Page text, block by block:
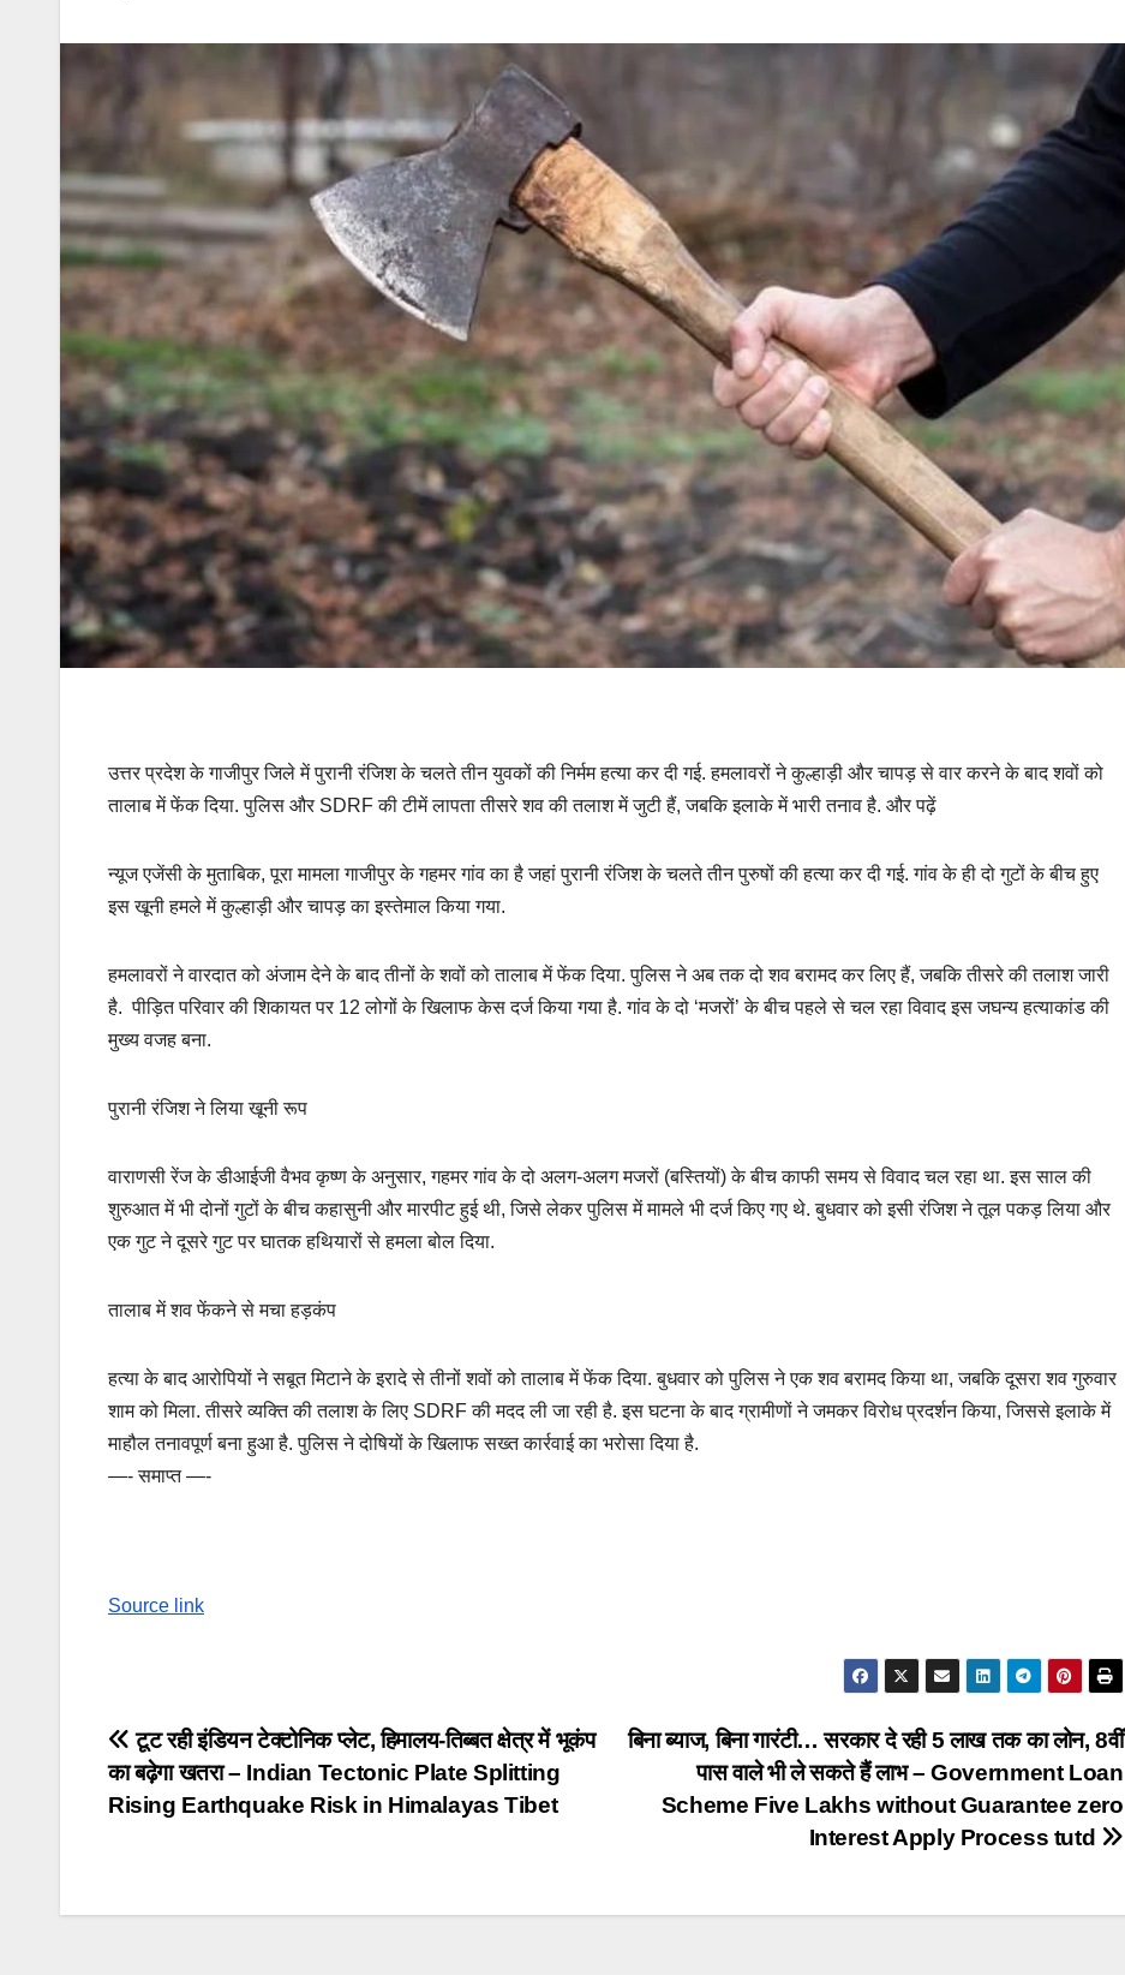
उत्तर प्रदेश के गाजीपुर जिले में पुरानी रंजिश के चलते तीन युवकों की निर्मम हत्या कर दी गई. हमलावरों ने कुल्हाड़ी और चापड़ से वार करने के बाद शवों को
तालाब में फेंक दिया. पुलिस और SDRF की टीमें लापता तीसरे शव की तलाश में जुटी हैं, जबकि इलाके में भारी तनाव है. और पढ़ें
न्यूज एजेंसी के मुताबिक, पूरा मामला गाजीपुर के गहमर गांव का है जहां पुरानी रंजिश के चलते तीन पुरुषों की हत्या कर दी गई. गांव के ही दो गुटों के बीच हुए
इस खूनी हमले में कुल्हाड़ी और चापड़ का इस्तेमाल किया गया.
हमलावरों ने वारदात को अंजाम देने के बाद तीनों के शवों को तालाब में फेंक दिया. पुलिस ने अब तक दो शव बरामद कर लिए हैं, जबकि तीसरे की तलाश जारी
है. पीड़ित परिवार की शिकायत पर 12 लोगों के खिलाफ केस दर्ज किया गया है. गांव के दो ‘मजरों’ के बीच पहले से चल रहा विवाद इस जघन्य हत्याकांड की
मुख्य वजह बना.
पुरानी रंजिश ने लिया खूनी रूप
वाराणसी रेंज के डीआईजी वैभव कृष्ण के अनुसार, गहमर गांव के दो अलग-अलग मजरों (बस्तियों) के बीच काफी समय से विवाद चल रहा था. इस साल की
शुरुआत में भी दोनों गुटों के बीच कहासुनी और मारपीट हुई थी, जिसे लेकर पुलिस में मामले भी दर्ज किए गए थे. बुधवार को इसी रंजिश ने तूल पकड़ लिया और
एक गुट ने दूसरे गुट पर घातक हथियारों से हमला बोल दिया.
तालाब में शव फेंकने से मचा हड़कंप
हत्या के बाद आरोपियों ने सबूत मिटाने के इरादे से तीनों शवों को तालाब में फेंक दिया. बुधवार को पुलिस ने एक शव बरामद किया था, जबकि दूसरा शव गुरुवार
शाम को मिला. तीसरे व्यक्ति की तलाश के लिए SDRF की मदद ली जा रही है. इस घटना के बाद ग्रामीणों ने जमकर विरोध प्रदर्शन किया, जिससे इलाके में
माहौल तनावपूर्ण बना हुआ है. पुलिस ने दोषियों के खिलाफ सख्त कार्रवाई का भरोसा दिया है.
—- समाप्त —-
Source link
Post
navigation
बिना ब्‍याज, बिना गारंटी… सरकार दे रही 5 लाख तक का लोन, 8वीं
पास वाले भी ले सकते हैं लाभ – Government Loan
Scheme Five Lakhs without Guarantee zero
Interest Apply Process tutd
टूट रही इंडियन टेक्टोनिक प्लेट, हिमालय-तिब्बत क्षेत्र में भूकंप
का बढ़ेगा खतरा – Indian Tectonic Plate Splitting
Rising Earthquake Risk in Himalayas Tibet